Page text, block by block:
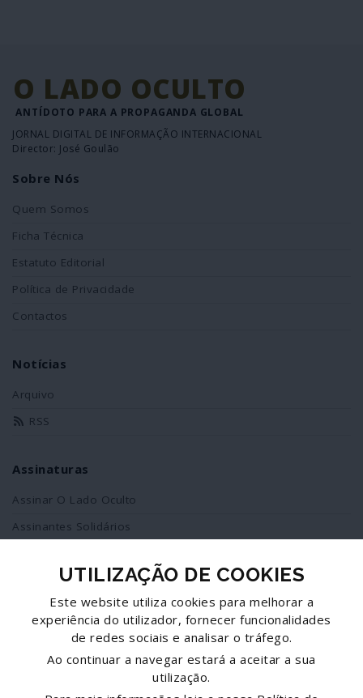
O LADO OCULTO
ANTÍDOTO PARA A PROPAGANDA GLOBAL
JORNAL DIGITAL DE INFORMAÇÃO INTERNACIONAL
Director: José Goulão
Sobre Nós
Quem Somos
Ficha Técnica
Estatuto Editorial
Política de Privacidade
Contactos
Notícias
Arquivo
RSS
Assinaturas
Assinar O Lado Oculto
Assinantes Solidários
Redes Sociais
Siga-nos no facebook
UTILIZAÇÃO DE COOKIES
Este website utiliza cookies para melhorar a
experiência do utilizador, fornecer funcionalidades
de redes sociais e analisar o tráfego.
Ao continuar a navegar estará a aceitar a sua
utilização.